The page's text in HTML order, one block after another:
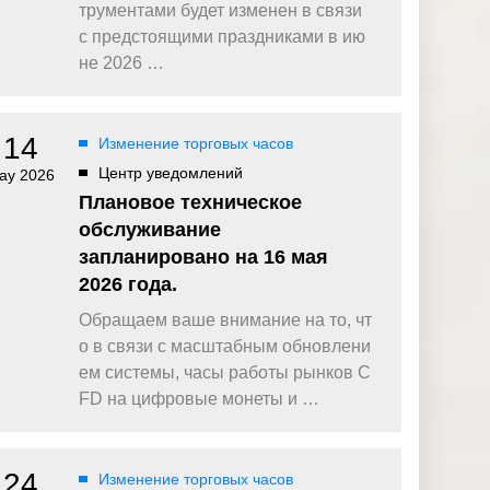
Fortescue
как
Зарядитесь торговой энергией
Действуют Условия и положения.
Бонус 0,88% на прибыль
Бонус на депозит ПОПУЛЯРНОЕ
Откройте больше возможностей с
кредитным бонусом до $30 000*
Подключитесь, торгуйте XAUUSD247 и
зарабатывайте кешбэк с
дополнительным бонусом 20% за
торговлю в выходные дни.*
Баллы и бонусы
Получайте по одному баллу за каждые
обменивайте их на бонусы и призы.*
трументами будет изменен в связи
с предстоящими праздниками в ию
не 2026 …
14
2026
Изменение торговых часов
Центр уведомлений
Плановое техническое
обслуживание
запланировано на 16 мая
2026 года.
Обращаем ваше внимание на то, чт
о в связи с масштабным обновлени
ем системы, часы работы рынков C
FD на цифровые монеты и …
Изменение торговых часов